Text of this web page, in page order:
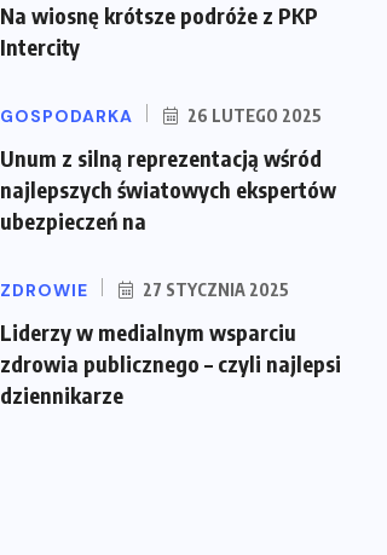
Na wiosnę krótsze podróże z PKP
Intercity
GOSPODARKA 26 LUTEGO 2025
Unum z silną reprezentacją wśród
najlepszych światowych ekspertów
ubezpieczeń na
ZDROWIE 27 STYCZNIA 2025
Liderzy w medialnym wsparciu
zdrowia publicznego – czyli najlepsi
dziennikarze